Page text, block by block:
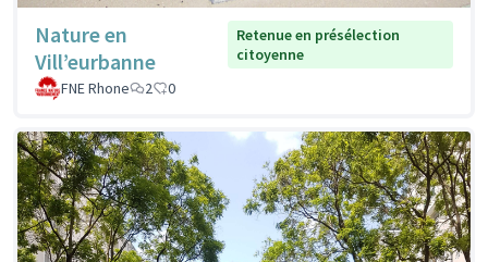
Nature en
Vill’eurbanne
Retenue en présélection
citoyenne
FNE Rhone
2 0